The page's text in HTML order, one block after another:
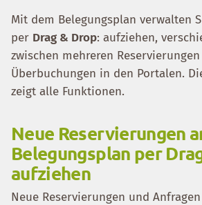
Mit dem Belegungsplan verwalten
per Drag & Drop: aufziehen,
zwischen mehreren
Überbuchungen in den Portalen.
zeigt alle Funktionen.
Neue Reservierungen
Belegungsplan per
aufziehen
Neue Reservierungen und